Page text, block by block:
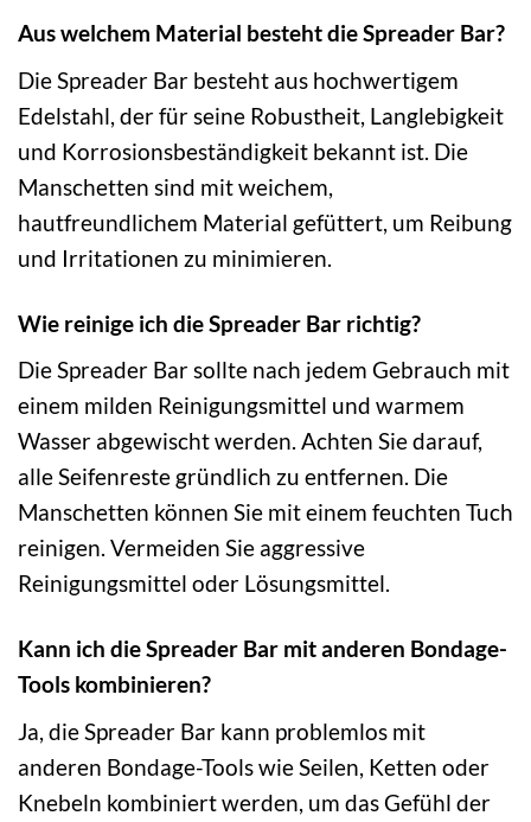
Aus welchem Material besteht die Spreader Bar?
Die Spreader Bar besteht aus hochwertigem
Edelstahl, der für seine Robustheit, Langlebigkeit
und Korrosionsbeständigkeit bekannt ist. Die
Manschetten sind mit weichem,
hautfreundlichem Material gefüttert, um Reibung
und Irritationen zu minimieren.
Wie reinige ich die Spreader Bar richtig?
Die Spreader Bar sollte nach jedem Gebrauch mit
einem milden Reinigungsmittel und warmem
Wasser abgewischt werden. Achten Sie darauf,
alle Seifenreste gründlich zu entfernen. Die
Manschetten können Sie mit einem feuchten Tuch
reinigen. Vermeiden Sie aggressive
Reinigungsmittel oder Lösungsmittel.
Kann ich die Spreader Bar mit anderen Bondage-
Tools kombinieren?
Ja, die Spreader Bar kann problemlos mit
anderen Bondage-Tools wie Seilen, Ketten oder
Knebeln kombiniert werden, um das Gefühl der